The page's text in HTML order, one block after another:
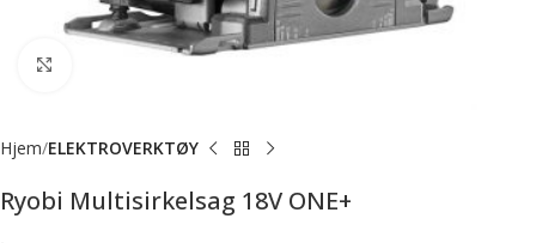
Hjem ELEKTROVERKTØY
Ryobi Multisirkelsag 18V ONE+